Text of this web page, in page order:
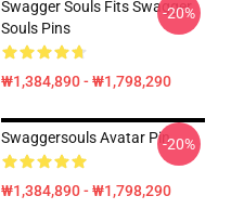
Swagger Souls Fits Swagger
Souls Pins
₩1,384,890 - ₩1,798,290
-20%
Swaggersouls Avatar Pin
₩1,384,890 - ₩1,798,290
-20%